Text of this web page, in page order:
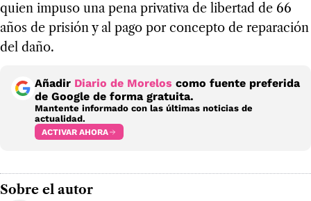
quien impuso una pena privativa de libertad de 66
años de prisión y al pago por concepto de reparación
del daño.
Añadir Diario de Morelos como fuente preferida
de Google de forma gratuita.
Mantente informado con las últimas noticias de
actualidad.
ACTIVAR AHORA
Sobre el autor